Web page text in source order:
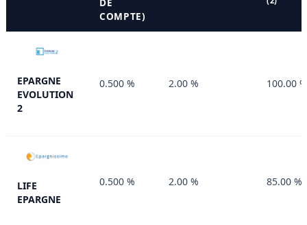
DE
COMPTE)
EPARGNE
EVOLUTION
2
0.500 % 2.00 % 100.00 %
LIFE
EPARGNE
0.500 % 2.00 % 85.00 %